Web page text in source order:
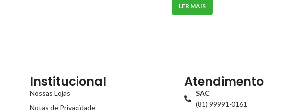
LER MAIS
Institucional
Nossas Lojas
Notas de Privacidade
Atendimento
SAC
(81) 99991-0161